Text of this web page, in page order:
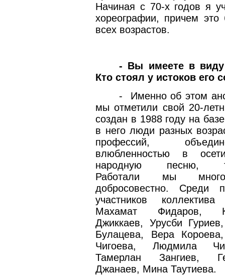
Начиная с 70-х годов я
хореографии, причем
всех возрастов.
- Вы имеете в
Кто стоял у истоков его
-
Именно об этом
мы отметили свой 20-
создан в 1988 году на
в него люди разных
профессий,
влюбленностью в
народную песню,
Работали мы
добросовестно. Среди
участников
Махамат Фидаров,
Джиккаев, Урусби
Булацева, Вера
Чигоева, Людмила
Тамерлан Зангиев,
Джанаев, Мина Таутиева.